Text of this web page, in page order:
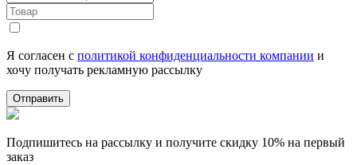
Я согласен с политикой конфиденциальности компании и
хочу получать рекламную рассылку
Отправить
Подпишитесь на рассылку и получите скидку 10% на первый
заказ